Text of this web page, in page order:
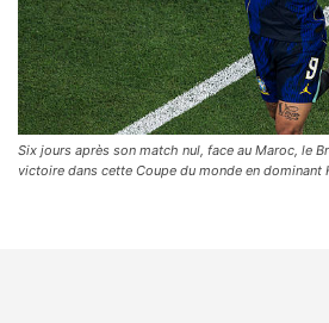
Six jours après son match nul, face au Maroc, le
victoire dans cette Coupe du monde en dominant